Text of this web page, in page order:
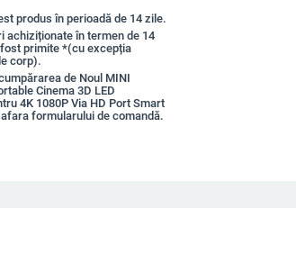
produs în perioadă de 14 zile.
achiziționate în termen de 14
primite *(cu excepția
corp).
de Noul MINI
Cinema 3D LED
4K 1080P Via HD Port Smart
formularului de comandă.